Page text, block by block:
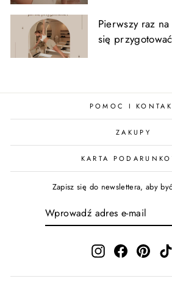
Pierwszy raz
się
POMOC I
ZAKUPY
KARTA
Zapisz się do newslettera, aby
InstagramFacebook